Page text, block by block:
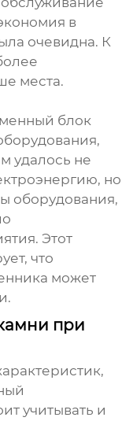
в
очевидна. К
места.
блок
удалось не
но
оборудования,
Этот
что
может
при
учитывать и